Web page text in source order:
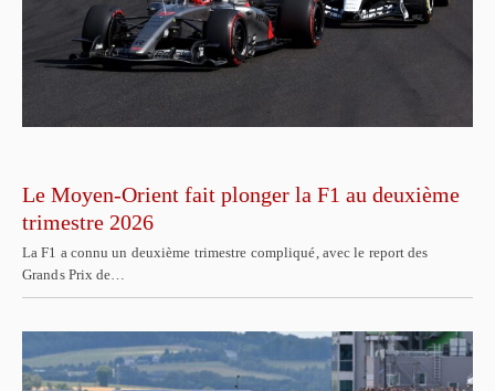
Le Moyen-Orient fait plonger la F1 au deuxième
trimestre 2026
La F1 a connu un deuxième trimestre compliqué, avec le report des
Grands Prix de…